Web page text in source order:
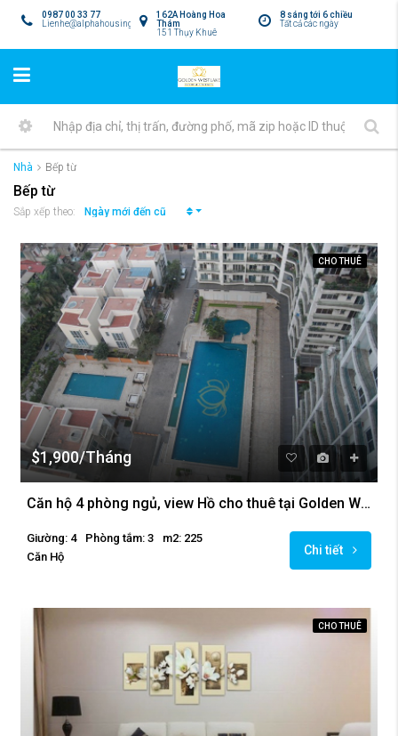
8 sáng tới 6 chiều
Tất cả các ngày
162A Hoàng Hoa
Thám
151 Thụy Khuê
0987 00 33 77
Lienhe@alphahousing.vn
Nhà Bếp từ
Bếp từ
Sắp xếp theo: Ngày mới đến cũ
CHO THUÊ
$1,900/Tháng
Căn hộ 4 phòng ngủ, view Hồ cho thuê tại Golden Westlake, Ba Đình
Giường: 4 Phòng tắm: 3
m2: 225
Căn Hộ
Chi tiết
CHO THUÊ